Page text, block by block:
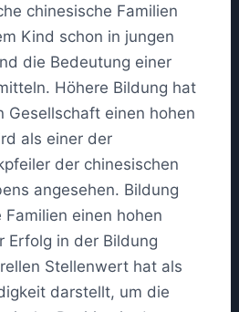
chinesische Familien
Kind schon in jungen
die Bedeutung einer
Höhere Bildung hat
Gesellschaft einen hohen
als einer der
der chinesischen
angesehen. Bildung
einen hohen
Erfolg in der Bildung
Stellenwert hat als
darstellt, um die